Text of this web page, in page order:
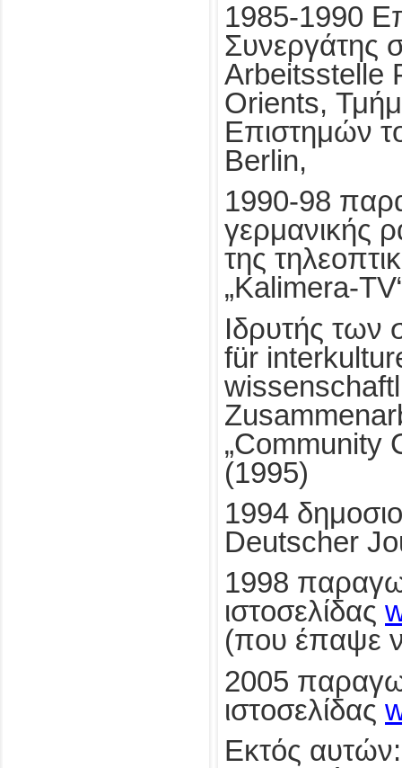
1985-1990
Συνεργάτης
Arbeitsstelle
Orients,
Επιστημών
Berlin,
1990-98
γερμανικής
της
„Kalimera-
Ιδρυτής των
für
„Community
(1995)
1994
Deutscher
1998
ιστοσελίδας
(που έπαψε
2005
ιστοσελίδας
Εκτός